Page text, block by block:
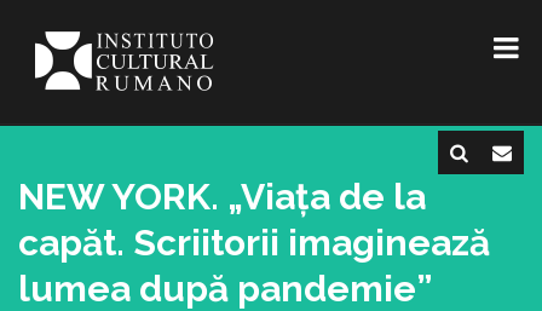
NEW YORK. „Viața de la
capăt. Scriitorii imaginează
lumea după pandemie”